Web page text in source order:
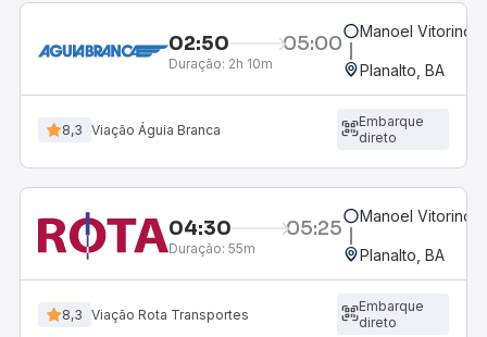
02:50 05:00
Duração: 2h 10m
Manoel Vitorino,
Planalto, BA
8,3 Viação Águia Branca
Embarque
direto
04:30 05:25
Duração: 55m
Manoel Vitorino,
Planalto, BA
8,3 Viação Rota Transportes
Embarque
direto